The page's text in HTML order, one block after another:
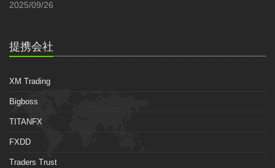
2025/09/26
提携会社
XM Trading
Bigboss
TITANFX
FXDD
Traders Trust